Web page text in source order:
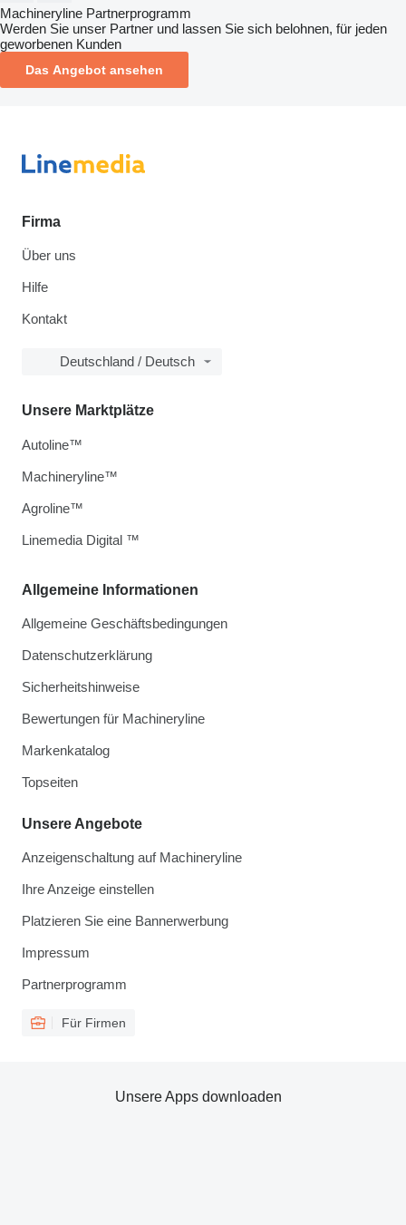
Machineryline Partnerprogramm
Werden Sie unser Partner und lassen Sie sich belohnen, für jeden
geworbenen Kunden
Das Angebot ansehen
Firma
Über uns
Hilfe
Kontakt
Deutschland / Deutsch
Allgemeine Informationen
Allgemeine Geschäftsbedingungen
Datenschutzerklärung
Sicherheitshinweise
Bewertungen für Machineryline
Markenkatalog
Topseiten
Unsere Angebote
Anzeigenschaltung auf Machineryline
Ihre Anzeige einstellen
Platzieren Sie eine Bannerwerbung
Impressum
Partnerprogramm
Für Firmen
Unsere Marktplätze
Autoline™
Machineryline™
Agroline™
Linemedia Digital ™
Unsere Apps downloaden